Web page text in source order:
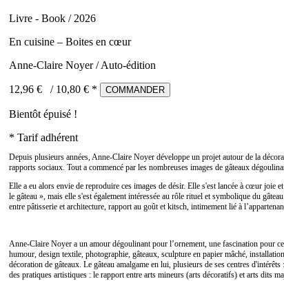
Livre - Book / 2026
En cuisine – Boites en cœur
Anne-Claire Noyer / Auto-édition
12,96 € / 10,80 € * COMMANDER
Bientôt épuisé !
* Tarif adhérent
Depuis plusieurs années, Anne-Claire Noyer développe un projet autour de la
rapports sociaux. Tout a commencé par les nombreuses images de gâteaux
Elle a eu alors envie de reproduire ces images de désir. Elle s'est lancée à cœur joie
le gâteau », mais elle s'est également intéressée au rôle rituel et symbolique du
entre pâtisserie et architecture, rapport au goût et kitsch, intimement lié à
Anne-Claire Noyer a un amour dégoulinant pour l’ornement, une fascination pour
humour, design textile, photographie, gâteaux, sculpture en papier mâché,
décoration de gâteaux. Le gâteau amalgame en lui, plusieurs de ses centres
des pratiques artistiques : le rapport entre arts mineurs (arts décoratifs) et arts dits